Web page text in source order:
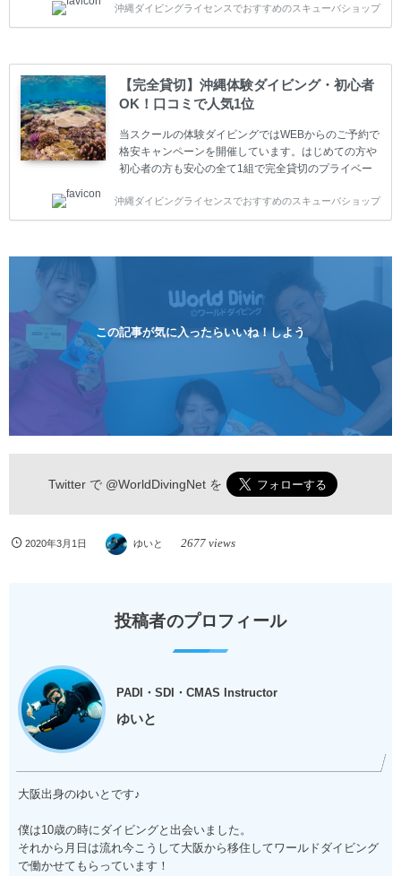
の方も安心して楽しめるようにリフレッシュダイビン
グコースもご用意しています。お1人様も初心者の方
イセンスを取得したお客様、ファンダイビングのリピ
ーター様はファンダイビングの全てのコース費が
10%OFF、フル器材レンタルが50%OFFになります。
沖縄本島周辺ビーチ・ファンダイビング ￥13800(税
込)【 2ビーチ 】 ウエイト / タンク / 送迎...
沖縄ダイビングライセンスでおすすめのスキューバショップ
【完全貸切】沖縄体験ダイビング・初心者
OK！口コミで人気1位
当スクールの体験ダイビングではWEBからのご予約で
格安キャンペーンを開催しています。はじめての方や
初心者の方も安心の全て1組で完全貸切のプライベー
1人様から気軽にご参加ください。 全てのコースで高
画質の記念撮影&水中撮影付きです。初心者の方やダ
す。 沖縄本島周辺ビーチ・体験ダイビング 格安キャ
険 / 全て込み ダイビングがはじめての方や初心者でも
気軽に体験できる半日のコース。沖縄本島のビーチか
らのんびりダイビングを楽しめます...
沖縄ダイビングライセンスでおすすめのスキューバショップ
この記事が気に入ったらいいね！しよう
Twitter で @WorldDivingNetを
2020年3月1日 ゆいと 2677 views
投稿者のプロフィール
PADI・SDI・CMAS Instructor
ゆいと
大阪出身のゆいとです♪
僕は10歳の時にダイビングと出会いました。
それから月日は流れ今こうして大阪から移住してワールドダイビング
で働かせてもらっています！